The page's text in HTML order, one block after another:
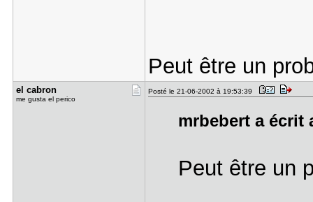
Peut être un
el cabron
me gusta el perico
Posté le 21-06-2002 à 19:53:39
mrbebert a écrit
Peut être un